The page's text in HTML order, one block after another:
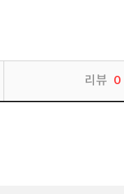
리뷰 0